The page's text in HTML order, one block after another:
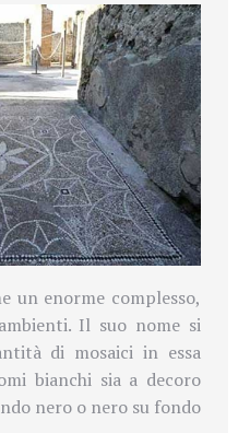
un enorme complesso,
Il suo nome si
di mosaici in essa
bianchi sia a decoro
nero o nero su fondo